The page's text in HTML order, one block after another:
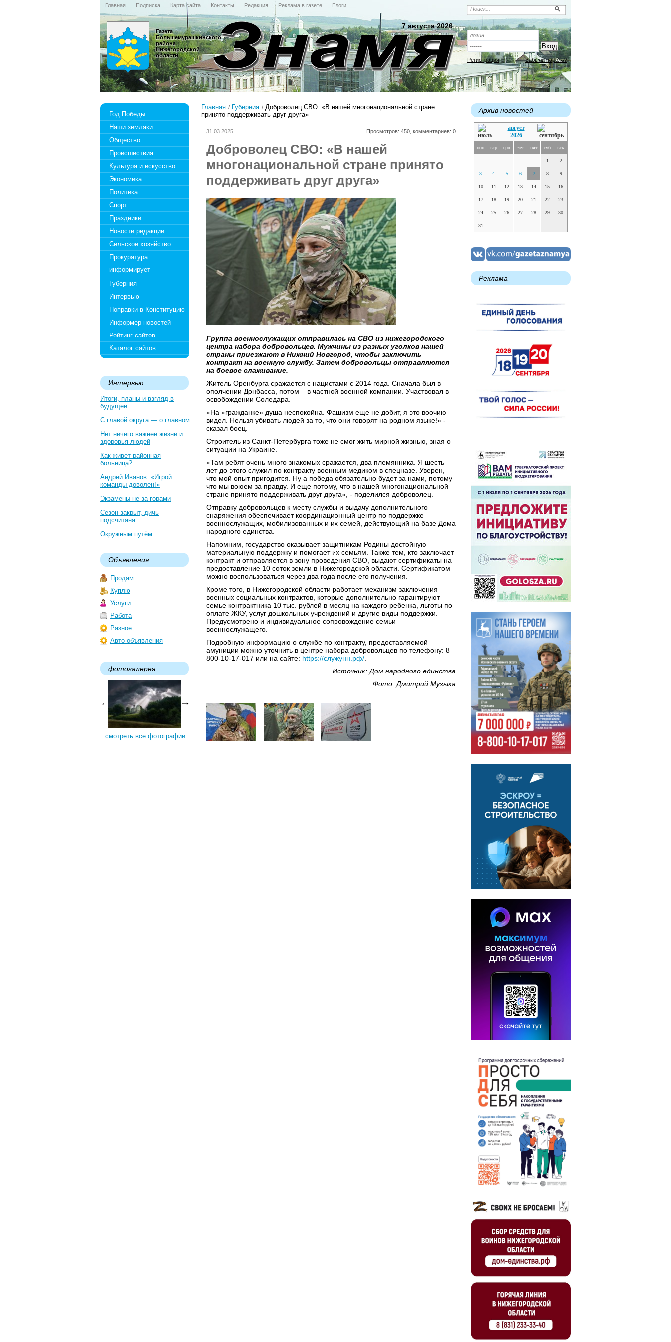
Главная Подписка Карта сайта Контакты Редакция Реклама в газете Блоги
Регистрация Забыли пароль?
7 августа 2026
Газета
Большемурашкинского
района
Нижегородской
области
Год Победы
Наши земляки
Общество
Происшествия
Культура и искусство
Экономика
Политика
Спорт
Праздники
Новости редакции
Сельское хозяйство
Прокуратура
информирует
Губерния
Интервью
Поправки в Конституцию
Информер новостей
Рейтинг сайтов
Каталог сайтов
Интервью
Итоги, планы и взгляд в
будущее
С главой округа — о главном
Нет ничего важнее жизни и
здоровья людей
Как живет районная
больница?
Андрей Иванов: «Игрой
команды доволен!»
Экзамены не за горами
Сезон закрыт, дичь
подсчитана
Окружным путём
Объявления
Продам
Куплю
Услуги
Работа
Разное
Авто-объявления
фотогалерея
смотреть все фотографии
Главная Губерния
Доброволец СВО: «В нашей многонациональной стране
принято поддерживать друг друга»
31.03.2025 Просмотров: 450, комментариев: 0
Доброволец СВО: «В нашей
многонациональной стране принято
поддерживать друг друга»
Группа военнослужащих отправилась на СВО из нижегородского
центра набора добровольцев. Мужчины из разных уголков нашей
страны приезжают в Нижний Новгород, чтобы заключить
контракт на военную службу. Затем добровольцы отправляются
на боевое слаживание.
Житель Оренбурга сражается с нацистами с 2014 года. Сначала был в
ополчении Донбасса, потом – в частной военной компании. Участвовал в
освобождении Соледара.
«На «гражданке» душа неспокойна. Фашизм еще не добит, я это воочию
видел. Нельзя убивать людей за то, что они говорят на родном языке!» -
сказал боец.
Строитель из Санкт-Петербурга тоже не смог жить мирной жизнью, зная о
ситуации на Украине.
«Там ребят очень много знакомых сражается, два племянника. Я шесть
лет до этого служил по контракту военным медиком в спецназе. Уверен,
что мой опыт пригодится. Ну а победа обязательно будет за нами, потому
что мы воюем за правду. И еще потому, что в нашей многонациональной
стране принято поддерживать друг друга», - поделился доброволец.
Отправку добровольцев к месту службы и выдачу дополнительного
снаряжения обеспечивает координационный центр по поддержке
военнослужащих, мобилизованных и их семей, действующий на базе Дома
народного единства.
Напомним, государство оказывает защитникам Родины достойную
материальную поддержку и помогает их семьям. Также тем, кто заключает
контракт и отправляется в зону проведения СВО, выдают сертификаты на
предоставление 10 соток земли в Нижегородской области. Сертификатом
можно воспользоваться через два года после его получения.
Кроме того, в Нижегородской области работает механизм заключения
военных социальных контрактов, которые дополнительно гарантируют
семье контрактника 10 тыс. рублей в месяц на каждого ребенка, льготы по
оплате ЖКУ, услуг дошкольных учреждений и другие виды поддержки.
Предусмотрено и индивидуальное сопровождение семьи
военнослужащего.
Подробную информацию о службе по контракту, предоставляемой
амуниции можно уточнить в центре набора добровольцев по телефону: 8
800-10-17-017 или на сайте: https://служунн.рф/
Источник: Дом народного единства
Фото: Дмитрий Музыка
Архив новостей
август
2026
пон втр срд чет пят суб вск
1 2
3 4 5 6 7 8 9
10 11 12 13 14 15 16
17 18 19 20 21 22 23
24 25 26 27 28 29 30
31
Реклама